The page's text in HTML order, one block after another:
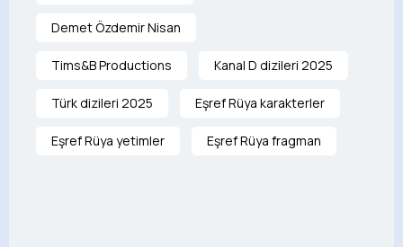
Demet Özdemir Nisan
Tims&B Productions Kanal D dizileri 2025
Türk dizileri 2025 Eşref Rüya karakterler
Eşref Rüya yetimler Eşref Rüya fragman